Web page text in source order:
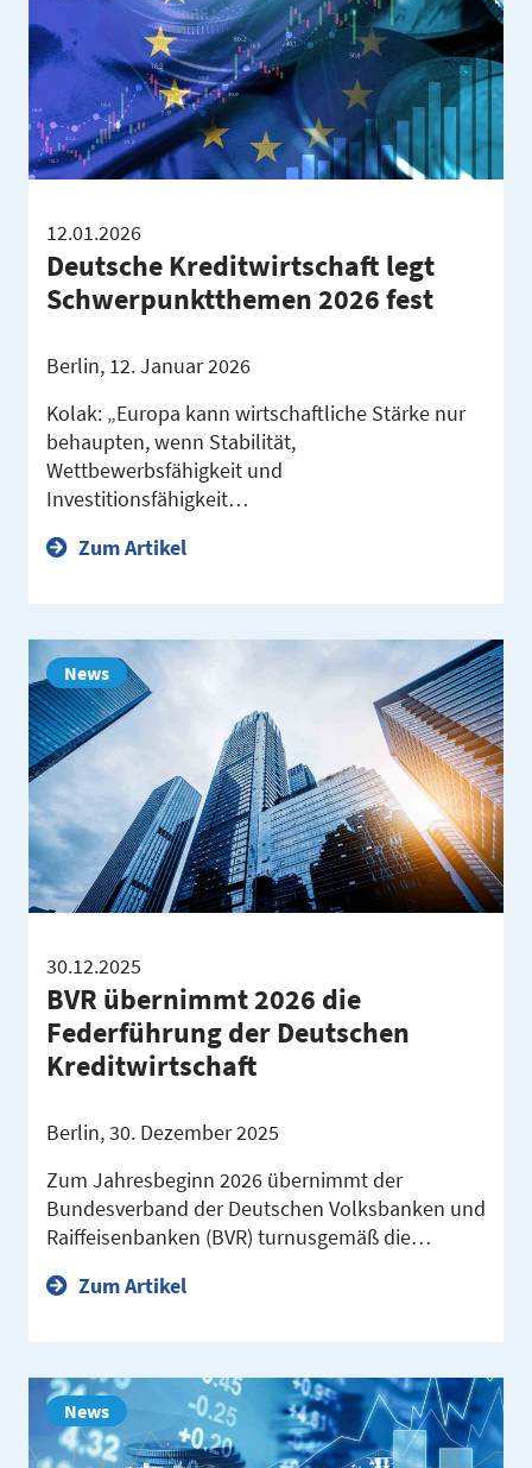
12.01.2026
Deutsche Kreditwirtschaft legt
Schwerpunktthemen 2026 fest
Berlin, 12. Januar 2026
Kolak: „Europa kann wirtschaftliche Stärke nur
behaupten, wenn Stabilität,
Wettbewerbsfähigkeit und
Investitionsfähigkeit…
Zum Artikel
News
30.12.2025
BVR übernimmt 2026 die
Federführung der Deutschen
Kreditwirtschaft
Berlin, 30. Dezember 2025
Zum Jahresbeginn 2026 übernimmt der
Bundesverband der Deutschen Volksbanken und
Raiffeisenbanken (BVR) turnusgemäß die…
Zum Artikel
News